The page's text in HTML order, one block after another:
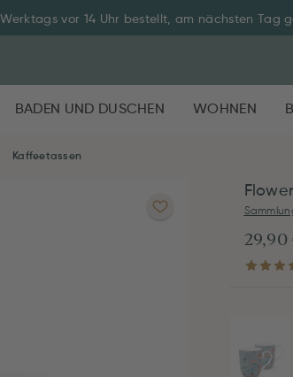
Werktags vor 14 Uhr bestellt, am nächsten Tag
BADEN UND DUSCHEN WOHNEN
Kaffeetassen
29,90